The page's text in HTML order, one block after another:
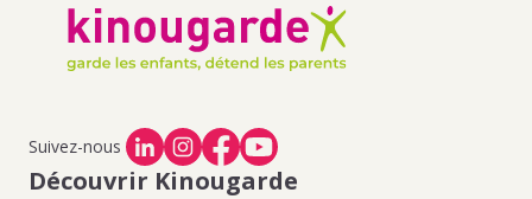
Suivez-nous
Découvrir Kinougarde